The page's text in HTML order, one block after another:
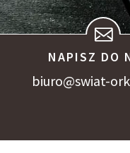
NAPISZ DO
biuro@swiat-